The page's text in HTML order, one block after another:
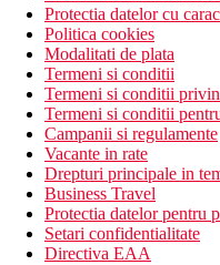
Protectia datelor cu
Politica cookies
Modalitati de plata
Termeni si conditii
Termeni si conditii
Termeni si conditii
Campanii si regulamente
Vacante in rate
Drepturi principale in
Business Travel
Protectia datelor pentru
Setari confidentialitate
Directiva EAA